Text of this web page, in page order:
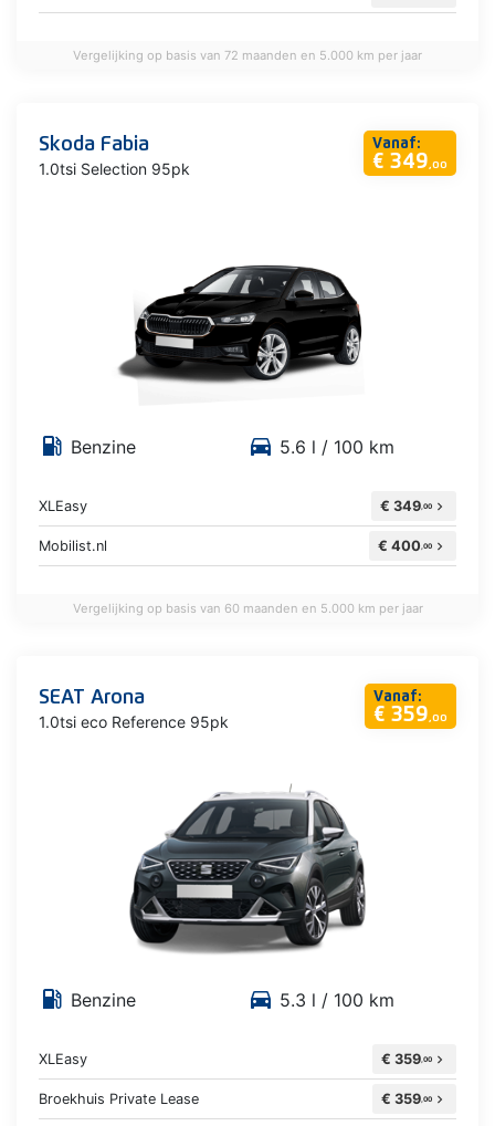
Vergelijking op basis van 72 maanden en 5.000 km per jaar
Vanaf:
€ 349,00
Skoda Fabia
1.0tsi Selection 95pk
local_gas_station Benzine directions_car 5.6 l / 100 km
XLEasy € 349,00 chevron_right
Mobilist.nl € 400,00 chevron_right
Vergelijking op basis van 60 maanden en 5.000 km per jaar
Vanaf:
€ 359,00
SEAT Arona
1.0tsi eco Reference 95pk
local_gas_station Benzine directions_car 5.3 l / 100 km
XLEasy € 359,00 chevron_right
Broekhuis Private Lease € 359,00 chevron_right